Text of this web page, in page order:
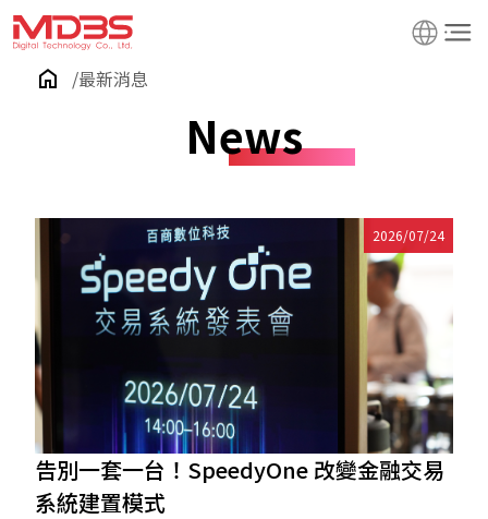
最新消息
News
2026/07/24
告別一套一台！SpeedyOne 改變金融交易
系統建置模式